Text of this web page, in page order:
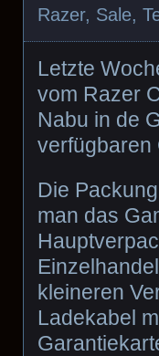
Razer, Sale,
Letzte
vom Razer
Nabu in de
verfügbaren
Die
man das
kleineren
Ladekabel